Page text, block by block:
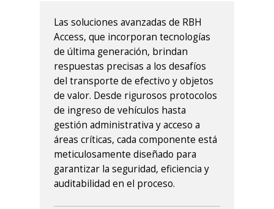
Las soluciones avanzadas de RBH
Access, que incorporan tecnologías
de última generación, brindan
respuestas precisas a los desafíos
del transporte de efectivo y objetos
de valor. Desde rigurosos protocolos
de ingreso de vehículos hasta
gestión administrativa y acceso a
áreas críticas, cada componente está
meticulosamente diseñado para
garantizar la seguridad, eficiencia y
auditabilidad en el proceso.